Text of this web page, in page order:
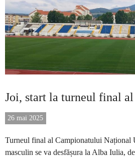
Joi, start la turneul final
26 mai 2025
Turneul final al Campionatului Național
masculin se va desfășura la Alba Iulia,